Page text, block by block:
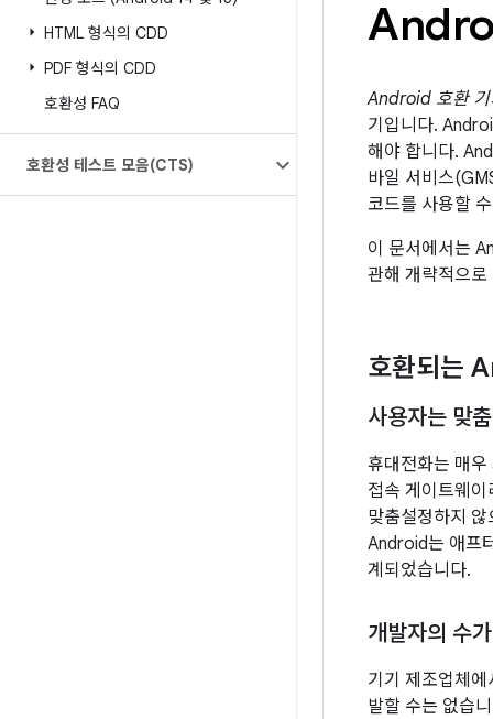
HTML 형식의 CDD
PDF 형식의 CDD
호환성 FAQ
호환성 테스트 모음(CTS)
Android 호환 기
기입니다.
해야 합니다.
바일 서비스
코드를 사용할
이 문서에서는
관해 개략적으로
호환되는
사용자는 맞
휴대전화는 매
접속 게이트웨
맞춤설정하지
Android는 애프
계되었습니다.
개발자의 수
기기 제조업체
발할 수는 없습